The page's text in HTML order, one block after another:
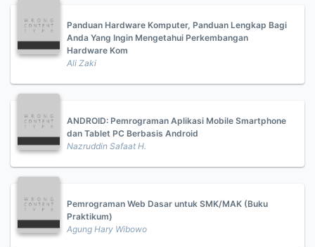
Panduan Hardware Komputer, Panduan Lengkap Bagi
Anda Yang Ingin Mengetahui Perkembangan
Hardware Kom
Ali Zaki
ANDROID: Pemrograman Aplikasi Mobile Smartphone
dan Tablet PC Berbasis Android
Nazruddin Safaat H.
Pemrograman Web Dasar untuk SMK/MAK (Buku
Praktikum)
Agung Hary Wibowo